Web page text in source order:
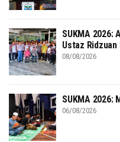
SUKMA 2026:
Ustaz Ridzuan
08/08/2026
SUKMA 2026:
06/08/2026